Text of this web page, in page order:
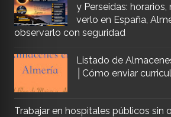
y Perseidas:
verlo en España,
observarlo con seguridad
Listado de
│Cómo enviar
Trabajar en hospitales públicos sin